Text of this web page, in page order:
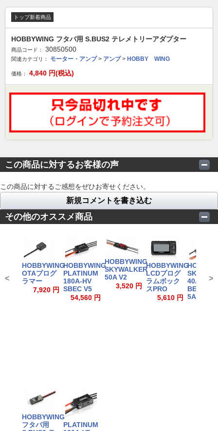
トップ新着商品
HOBBYWING フタバ用 S.BUS2 テレメトリーアダプター
商品コード： 30850500
関連カテゴリ： モーター・アンプ> アンプ> HOBBY WING
価格： 4,840 円(税込)
この商品に対するお客様の声
この商品に対するご感想をぜひお寄せください。
新規コメントを書き込む
その他のオススメ商品
HOBBYWING
OTAプログ
ラマー
7,920 円
HOBBYWING
PLATINUM
180A-HV
SBEC V5
54,560 円
HOBBYWING
SKYWALKER
50A V2
3,520 円
HOBBYWING
LCDプログ
ラムボック
スPRO
5,610 円
40A V2
BEC内蔵
5A/5V
HOBBYWING
フタバ用
PLATINUM
< >